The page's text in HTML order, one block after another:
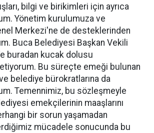
bilgi ve birikimleri için ayrıca
Yönetim kurulumuza ve
Merkezi'ne de desteklerinden
Buca Belediyesi Başkan Vekili
buradan kucak dolusu
Bu süreçte emeği bulunan
belediye bürokratlarına da
Temennimiz, bu sözleşmeyle
emekçilerinin maaşlarını
bir sorun yaşamadan
mücadele sonucunda bu